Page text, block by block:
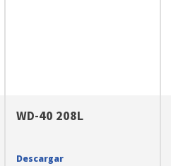
WD-40 208L
Descargar